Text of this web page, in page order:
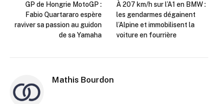
GP de Hongrie MotoGP :
Fabio Quartararo espère
raviver sa passion au guidon
de sa Yamaha
À 207 km/h sur l’A1 en BMW :
les gendarmes dégainent
l’Alpine et immobilisent la
voiture en fourrière
Mathis Bourdon